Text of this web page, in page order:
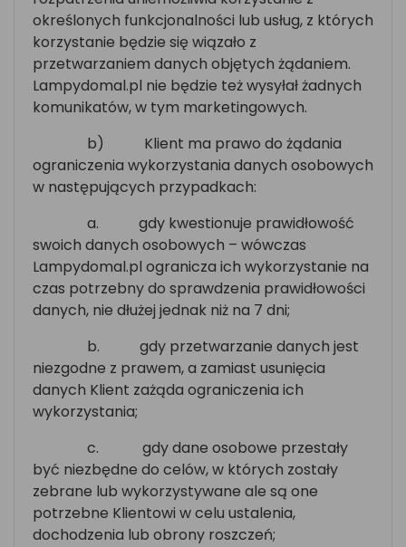
określonych funkcjonalności lub usług, z których
korzystanie będzie się wiązało z
przetwarzaniem danych objętych żądaniem.
Lampydomal.pl nie będzie też wysyłał żadnych
komunikatów, w tym marketingowych.
b)
Klient ma prawo do żądania
ograniczenia wykorzystania danych osobowych
w następujących przypadkach:
a.
gdy kwestionuje prawidłowość
swoich danych osobowych – wówczas
Lampydomal.pl ogranicza ich wykorzystanie na
czas potrzebny do sprawdzenia prawidłowości
danych, nie dłużej jednak niż na 7 dni;
b.
gdy przetwarzanie danych jest
niezgodne z prawem, a zamiast usunięcia
danych Klient zażąda ograniczenia ich
wykorzystania;
c.
gdy dane osobowe przestały
być niezbędne do celów, w których zostały
zebrane lub wykorzystywane ale są one
potrzebne Klientowi w celu ustalenia,
dochodzenia lub obrony roszczeń;